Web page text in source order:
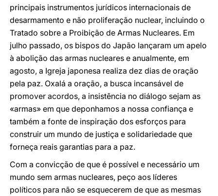
principais instrumentos jurídicos internacionais de
desarmamento e não proliferação nuclear, incluindo o
Tratado sobre a Proibição de Armas Nucleares. Em
julho passado, os bispos do Japão lançaram um apelo
à abolição das armas nucleares e anualmente, em
agosto, a Igreja japonesa realiza dez dias de oração
pela paz. Oxalá a oração, a busca incansável de
promover acordos, a insistência no diálogo sejam as
«armas» em que deponhamos a nossa confiança e
também a fonte de inspiração dos esforços para
construir um mundo de justiça e solidariedade que
forneça reais garantias para a paz.
Com a convicção de que é possível e necessário um
mundo sem armas nucleares, peço aos líderes
políticos para não se esquecerem de que as mesmas